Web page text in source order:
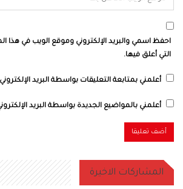
احفظ اسمي والبريد الإلكتروني وموقع الويب في هذا
التي أعلق فيها.
أعلمني بمتابعة التعليقات بواسطة البريد
أعلمني بالمواضيع الجديدة بواسطة البريد
المشاركات الاخيرة